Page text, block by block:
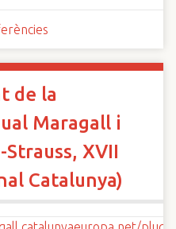
de la
Maragall i
XVII
Catalunya)